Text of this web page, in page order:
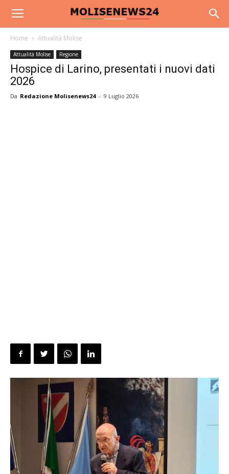
Home Attualità Molise
Attualità Molise Regione
Hospice di Larino, presentati i nuovi dati
2026
Da Redazione Molisenews24 - 9 Luglio 2026